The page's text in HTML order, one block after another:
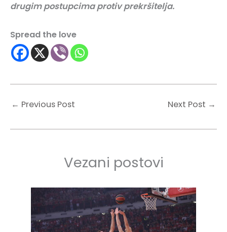
drugim postupcima protiv prekršitelja.
Spread the love
← Previous Post Next Post →
Vezani postovi